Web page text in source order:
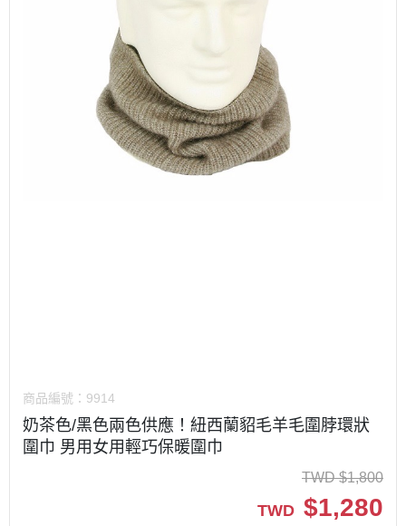
商品編號： 9914
奶茶色/黑色兩色供應！紐西蘭貂毛羊毛圍脖環狀
圍巾 男用女用輕巧保暖圍巾
TWD $1,800
TWD $1,280